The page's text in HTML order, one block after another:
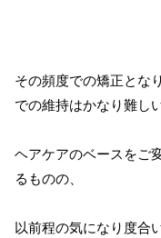
その頻度での矯正とな
での維持はかなり難し
ヘアケアのベースをご
るものの、
以前程の気になり度合